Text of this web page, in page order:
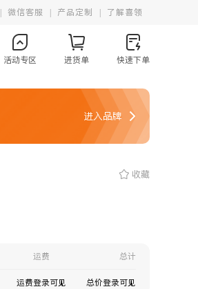
微信客服 产品定制 了解喜领
活动专区 进货单 快速下单
进入品牌
收藏
运费 总计
运费登录可见 总价登录可见